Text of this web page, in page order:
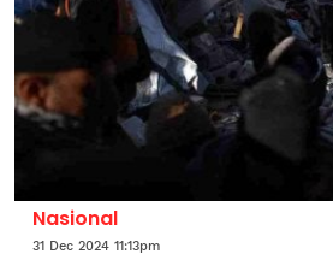
Nasional
31 Dec 2024 11:13pm